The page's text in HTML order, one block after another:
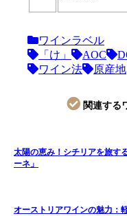
ワインラベル
「け」
AOC
ワイン法
原産地
関連する
太陽の恵み！シチリアを旅す
ーネ」
オーストリアワインの魅力：